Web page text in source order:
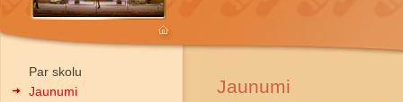
Par skolu
Jaunumi
Jaunumi